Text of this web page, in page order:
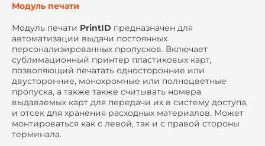
Модуль печати
Модуль печати PrintID предназначен для
автоматизации выдачи постоянных
персонализированных пропусков. Включает
сублимационный принтер пластиковых карт,
позволяющий печатать односторонние или
двусторонние, монохромные или полноцветные
пропуска, а также также считывать номера
выдаваемых карт для передачи их в систему доступа,
и отсек для хранения расходных материалов. Может
монтироваться как с левой, так и с правой стороны
терминала.